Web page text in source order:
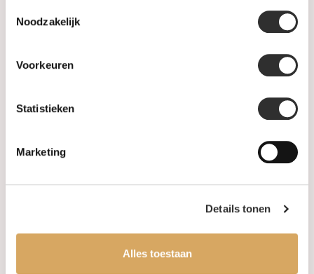
Noodzakelijk
Voorkeuren
Statistieken
Marketing
Details tonen
Alles toestaan
Levertijd & verzendkosten